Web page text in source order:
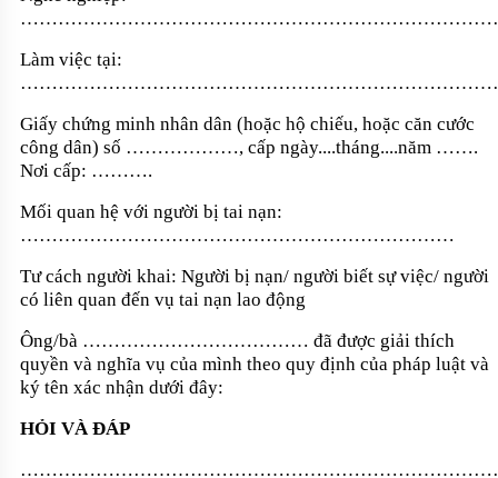
Làm việc tại:
Giấy chứng minh nhân dân (hoặc hộ chiếu, hoặc căn cước
công dân) số ………………, cấp ngày....tháng....năm …….
Nơi cấp: ……….
Mối quan hệ với người bị tai nạn:
……………………………………………………………
Tư cách người khai: Người bị nạn/ người biết sự việc/ người
có liên quan đến vụ tai nạn lao động
Ông/bà ……………………………… đã được giải thích
quyền và nghĩa vụ của mình theo quy định của pháp luật và
ký tên xác nhận dưới đây:
HỎI VÀ ĐÁP